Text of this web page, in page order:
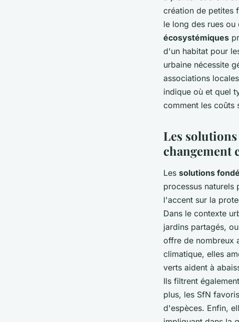
création de petites
le long des rues
écosystémiques
d'un habitat pour
urbaine nécessite
associations
indique où et quel
comment les coûts
Les
changement
Les solutions
processus naturels
l'accent sur la
Dans le contexte
jardins partagés,
offre de nombreux
climatique, elles
verts aident à
Ils filtrent
plus, les SfN
d'espèces. Enfin,